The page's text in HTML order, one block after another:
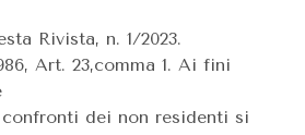
Rivista, n. 1/2023.
Art. 23,comma 1. Ai fini
confronti dei non residenti si